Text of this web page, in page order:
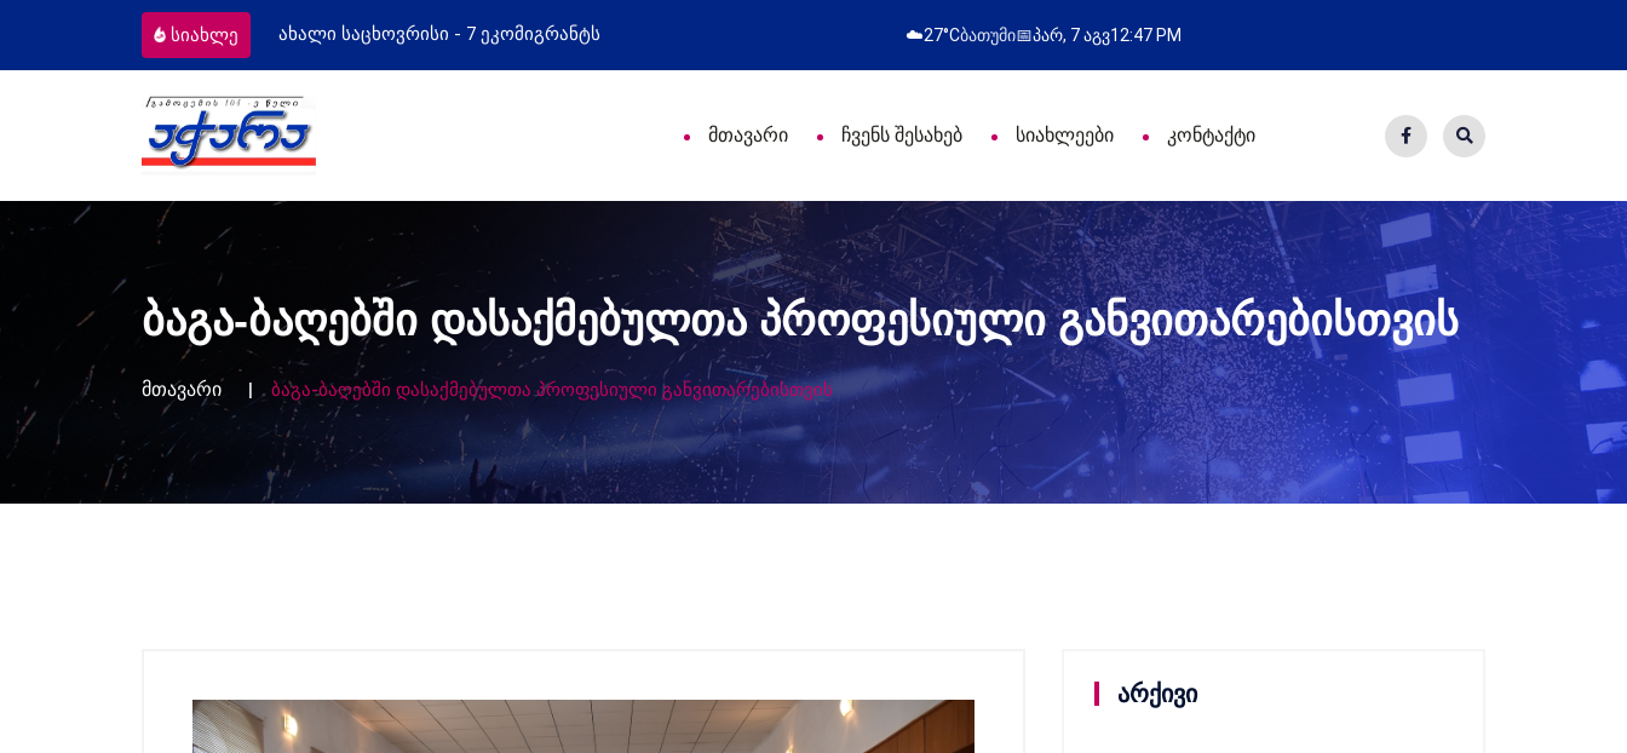
სიახლე მოსამართლეებს პროფესიული დღე მიულოცა წარმატებული გამოსვლა
☁️27°Cბათუმი📅პარ, 7 აგვ12:47 PM
მთავარი ჩვენს შესახებ სიახლეები კონტაქტი
ბაგა-ბაღებში დასაქმებულთა პროფესიული განვითარებისთვის
მთავარი ბაგა-ბაღებში დასაქმებულთა პროფესიული განვითარებისთვის
არქივი